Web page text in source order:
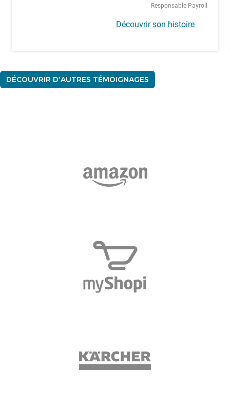
Responsable Payroll
Découvrir son histoire
DÉCOUVRIR D'AUTRES TÉMOIGNAGES